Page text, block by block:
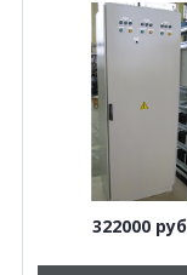
322000 руб